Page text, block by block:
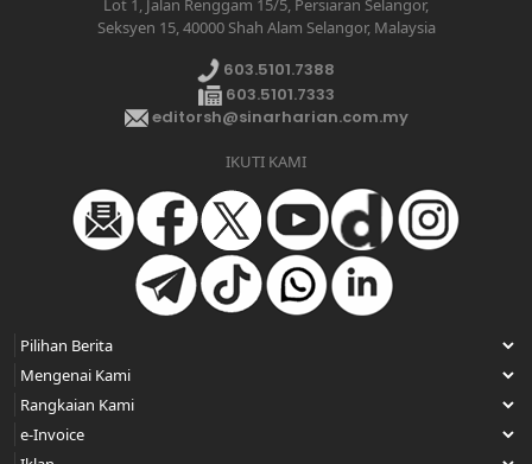
Lot 1, Jalan Renggam 15/5, Persiaran Selangor,
Seksyen 15, 40000 Shah Alam Selangor, Malaysia
603.5101.7388
603.5101.7333
editorsh@sinarharian.com.my
IKUTI KAMI